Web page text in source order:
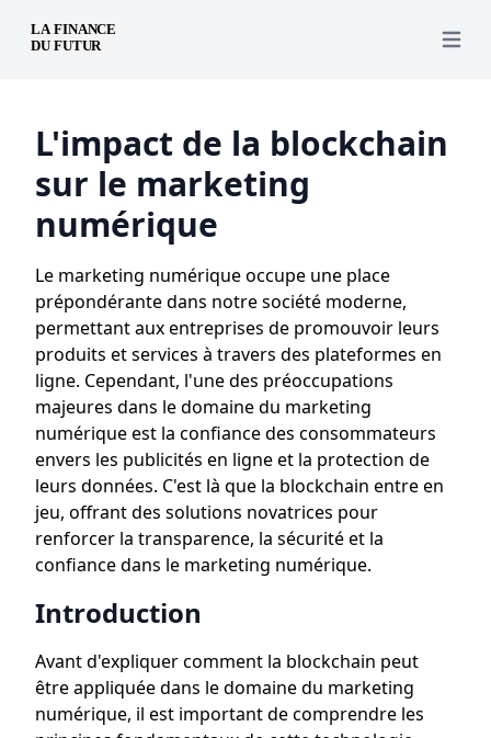
Open
L'impact de la blockchain
sur le marketing
numérique
Le marketing numérique occupe une place
prépondérante dans notre société moderne,
permettant aux entreprises de promouvoir leurs
produits et services à travers des plateformes en
ligne. Cependant, l'une des préoccupations
majeures dans le domaine du marketing
numérique est la confiance des consommateurs
envers les publicités en ligne et la protection de
leurs données. C'est là que la blockchain entre en
jeu, offrant des solutions novatrices pour
renforcer la transparence, la sécurité et la
confiance dans le marketing numérique.
Introduction
Avant d'expliquer comment la blockchain peut
être appliquée dans le domaine du marketing
numérique, il est important de comprendre les